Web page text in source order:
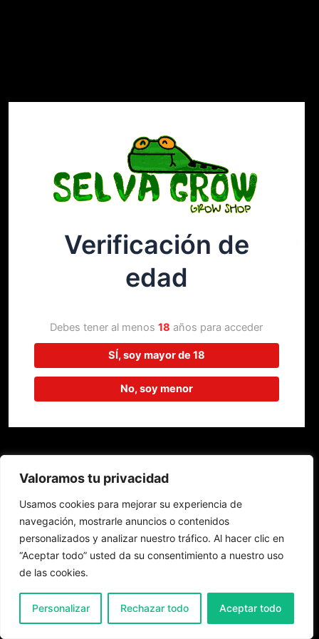
Valoramos tu privacidad
Usamos cookies para mejorar su experiencia de
navegación, mostrarle anuncios o contenidos
personalizados y analizar nuestro tráfico. Al hacer clic en
“Aceptar todo” usted da su consentimiento a nuestro uso
de las cookies.
Personalizar Rechazar todo Aceptar todo
¡Disculpa este desastre! Estamos
trabajando en algo increíble,
¡vuelve pronto!
Verificación de
edad
Debes tener al menos18 años para acceder
SÍ, soy mayor de 18
No, soy menor